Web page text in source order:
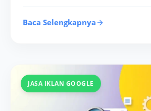
Baca Selengkapnya
JASA IKLAN GOOGLE